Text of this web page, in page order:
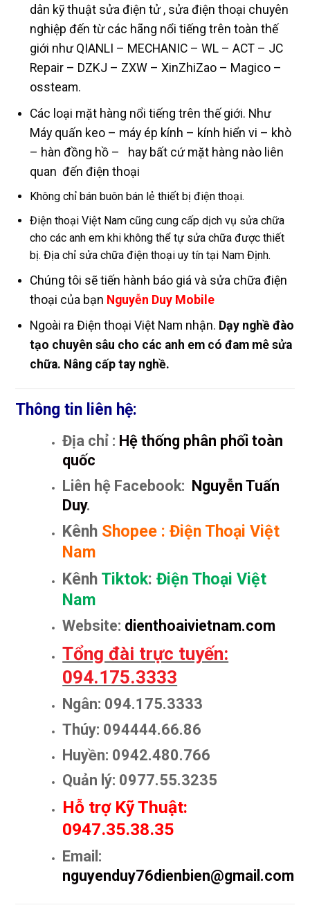
dân kỹ thuật sửa điện tử , sửa điện thoại chuyên
nghiệp đến từ các hãng nổi tiếng trên toàn thế
giới như QIANLI – MECHANIC – WL – ACT – JC
Repair – DZKJ – ZXW – XinZhiZao – Magico –
ossteam.
Các loại mặt hàng nổi tiếng trên thế giới. Như
Máy quấn keo – máy ép kính – kính hiển vi – khò
– hàn đồng hồ – hay bất cứ mặt hàng nào liên
quan đến điện thoại
Không chỉ bán buôn bán lẻ thiết bị điện thoại.
Điện thoại Việt Nam cũng cung cấp dịch vụ sửa chữa
cho các anh em khi không thể tự sửa chữa được thiết
bị. Địa chỉ sửa chữa điện thoại uy tín tại Nam Định.
Chúng tôi sẽ tiến hành báo giá và sửa chữa điện
thoại của bạn Nguyễn Duy Mobile
Ngoài ra Điện thoại Việt Nam nhận. Dạy nghề đào
tạo chuyên sâu cho các anh em có đam mê sửa
chữa. Nâng cấp tay nghề.
Thông tin liên hệ:
Địa chỉ : Hệ thống phân phối toàn
quốc
Liên hệ Facebook: Nguyễn Tuấn
Duy.
Kênh Shopee :Điện Thoại Việt
Nam
Kênh Tiktok:Điện Thoại Việt
Nam
Website: dienthoaivietnam.com
Tổng đài trực tuyến:
094.175.3333
Ngân: 094.175.3333
Thúy: 094444.66.86
Huyền: 0942.480.766
Quản lý: 0977.55.3235
Hỗ trợ Kỹ Thuật:
0947.35.38.35
Email:
nguyenduy76dienbien@gmail.com